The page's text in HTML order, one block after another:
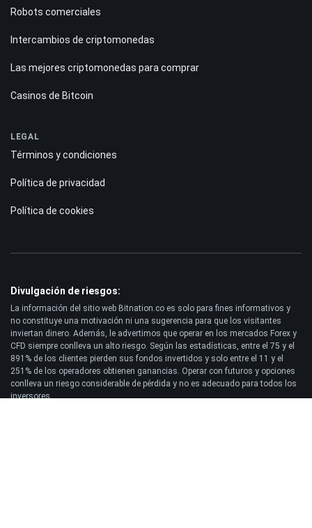
Robots comerciales
Intercambios de criptomonedas
Las mejores criptomonedas para comprar
Casinos de Bitcoin
LEGAL
Términos y condiciones
Política de privacidad
Política de cookies
Divulgación de riesgos:
La información del sitio web Bitnation.co es solo para fines informativos y
no constituye una motivación ni una sugerencia para que los visitantes
inviertan dinero. Además, le advertimos que operar en los mercados Forex y
CFD siempre conlleva un alto riesgo. Según las estadísticas, entre el 75 y el
891% de los clientes pierden sus fondos invertidos y solo entre el 11 y el
251% de los operadores obtienen ganancias. Operar con futuros y opciones
conlleva un riesgo considerable de pérdida y no es adecuado para todos los
inversores.